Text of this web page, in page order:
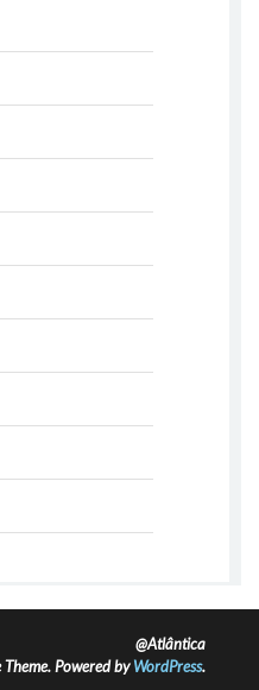
@Atlântica
Theme. Powered byWordPress.